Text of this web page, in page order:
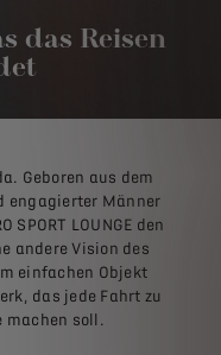
das Reisen
Geboren aus dem
engagierter Männer
SPORT LOUNGE den
andere Vision des
einfachen Objekt
das jede Fahrt zu
machen soll.